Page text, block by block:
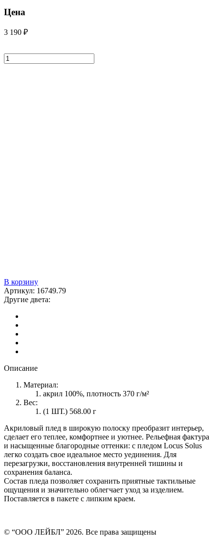
Цена
3 190 ₽
В корзину
Артикул: 16749.79
Другие двета:
Описание
Материал:
акрил 100%, плотность 370 г/м²
Вес:
(1 ШТ.) 568.00 г
Акриловый плед в широкую полоску преобразит интерьер,
сделает его теплее, комфортнее и уютнее. Рельефная фактура
и насыщенные благородные оттенки: с пледом Locus Solus
легко создать свое идеальное место уединения. Для
перезагрузки, восстановления внутренней тишины и
сохранения баланса.
Состав пледа позволяет сохранить приятные тактильные
ощущения и значительно облегчает уход за изделием.
Поставляется в пакете с липким краем.
© “ООО ЛЕЙБЛ” 2026. Все права защищены